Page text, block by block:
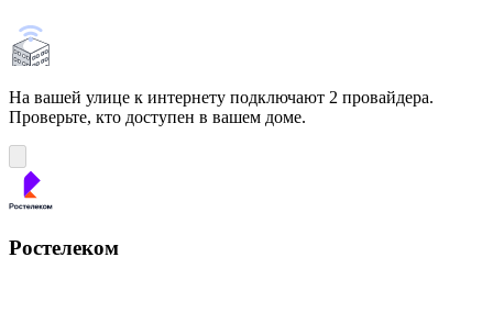
На вашей улице к интернету подключают 2 провайдера.
Проверьте, кто доступен в вашем доме.
Ростелеком